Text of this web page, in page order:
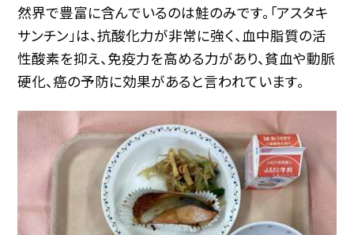
然界で豊富に含んでいるのは鮭のみです。「アスタキ
サンチン」は、抗酸化力が非常に強く、血中脂質の活
性酸素を抑え、免疫力を高める力があり、貧血や動脈
硬化、癌の予防に効果があると言われています。